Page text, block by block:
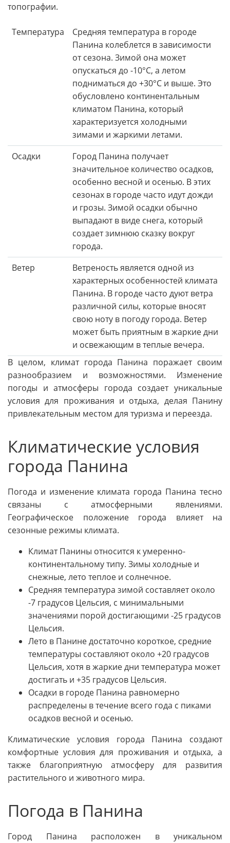
топографии.
Температура
Средняя температура в городе
Панина колеблется в зависимости
от сезона. Зимой она может
опускаться до -10°C, а летом
подниматься до +30°C и выше. Это
обусловлено континентальным
климатом Панина, который
характеризуется холодными
зимами и жаркими летами.
Осадки
Город Панина получает
значительное количество осадков,
особенно весной и осенью. В этих
сезонах в городе часто идут дожди
и грозы. Зимой осадки обычно
выпадают в виде снега, который
создает зимнюю сказку вокруг
города.
Ветер
Ветреность является одной из
характерных особенностей климата
Панина. В городе часто дуют ветра
различной силы, которые вносят
свою ноту в погоду города. Ветер
может быть приятным в жаркие дни
и освежающим в теплые вечера.
В целом, климат города Панина поражает своим
разнообразием и возможностями. Изменение
погоды и атмосферы города создает уникальные
условия для проживания и отдыха, делая Панину
привлекательным местом для туризма и переезда.
Климатические условия
города Панина
Погода и изменение климата города Панина тесно
связаны с атмосферными явлениями.
Географическое положение города влияет на
сезонные режимы климата.
Климат Панины относится к умеренно-
континентальному типу. Зимы холодные и
снежные, лето теплое и солнечное.
Средняя температура зимой составляет около
-7 градусов Цельсия, с минимальными
значениями порой достигающими -25 градусов
Цельсия.
Лето в Панине достаточно короткое, средние
температуры составляют около +20 градусов
Цельсия, хотя в жаркие дни температура может
достигать и +35 градусов Цельсия.
Осадки в городе Панина равномерно
распределены в течение всего года с пиками
осадков весной и осенью.
Климатические условия города Панина создают
комфортные условия для проживания и отдыха, а
также благоприятную атмосферу для развития
растительного и животного мира.
Погода в Панина
Город Панина расположен в уникальном